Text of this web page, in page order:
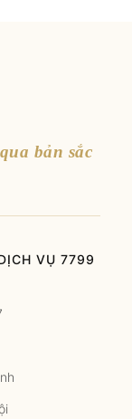
bản sắc
VỤ 7799